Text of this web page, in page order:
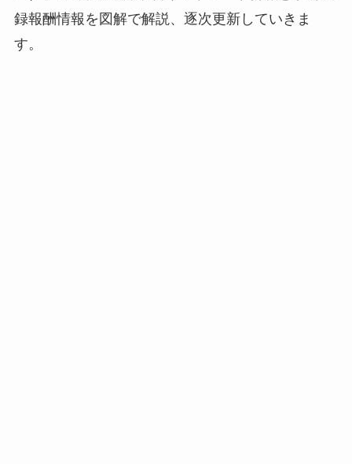
録報酬情報を図解で解説、逐次更新していきま
す。